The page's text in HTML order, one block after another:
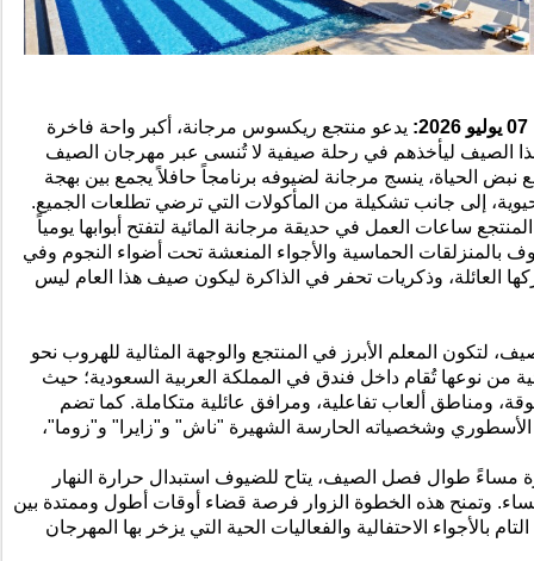
يوليو 2026 : يدعو منتجع ر يكسوس مر جانة، أكبر واحة فاخرة
الصيف ليأخذهم في رحلة صيفية لا تُنسى عبر مهرجان الصيف
نبض الحياة، ينسج مرجانة لضيوفه برنامجاً حافلاً يجمع بين بهجة
إلى جانب تشكيلة من المأكولات التي ترضي تطلعات الجميع.
ساعات العمل في حديقة مرجانة المائية لتفتح أبوابها يومياً
بالمنزلقات الحماسية والأجواء المنعشة تحت أضواء النجوم وفي
العائلة، وذكريات تحفر في الذاكرة ليكون صيف هذا العام ليس
لتكون المعلم الأبرز في المنتجع والوجهة المثالية للهروب نحو
من نوعها تُقام داخل فندق في المملكة العربية السعودية؛ حيث
ومناطق ألعاب تفاعلية، ومرافق عائلية متكاملة. كما تضم
وشخصياته الحارسة الشهيرة "ناش" و"زايرا " و"زوما"،
مساءً طوال فصل الصيف، يتاح للضيوف استبدال حرارة النهار
وتمنح هذه الخطوة الزوار فرصة قضاء أوقات أطول وممتدة بين
التام بالأجواء الاحتفالية والفعاليات الحية التي يزخر بها المهرجان